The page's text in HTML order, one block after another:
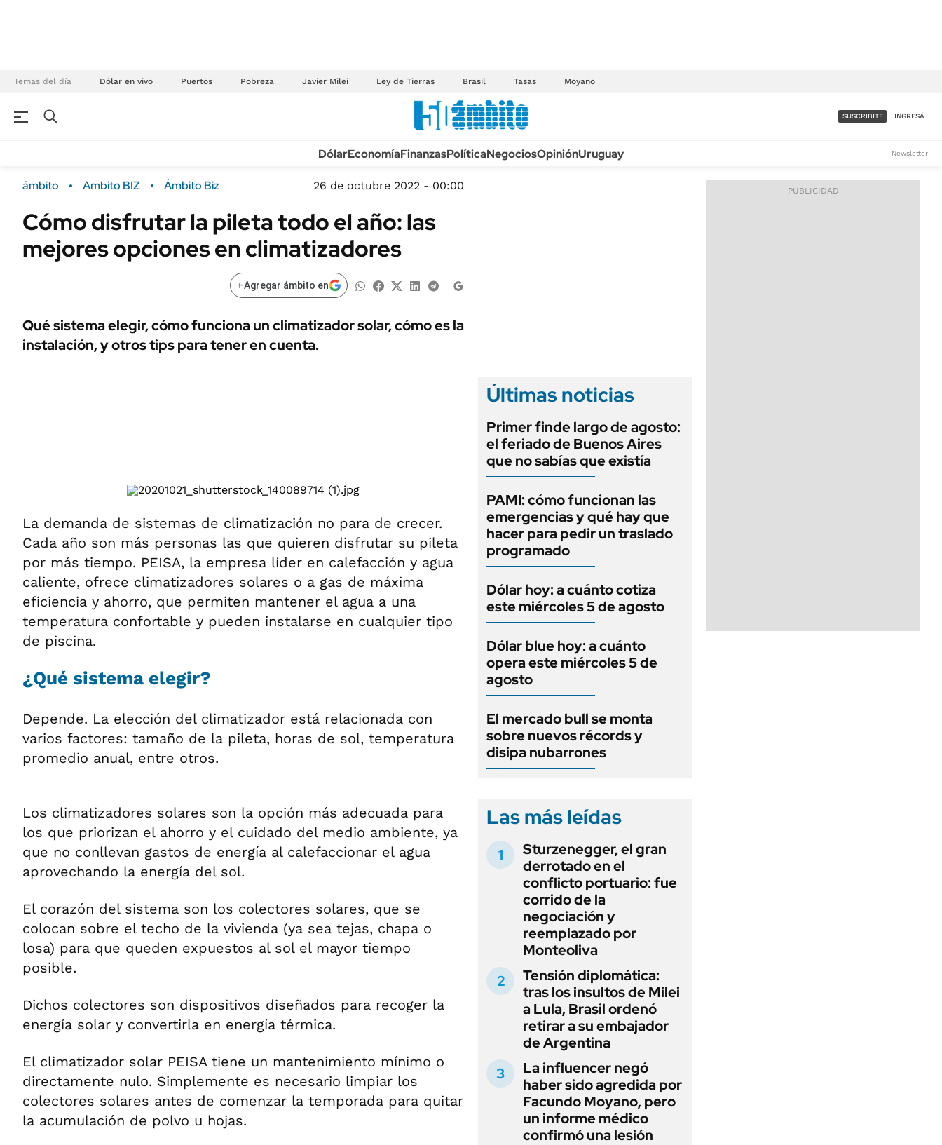
Temas del día Dólar en vivo Puertos Pobreza Javier Milei Ley de Tierras Brasil Tasas Moyano
Campo
FINANZAS
ÁMBITO DEBATE
MEDIAKIT AMBITO DEBATE
Sustentabilidad
POLÍTICA
TECNOLOGÍA
MÉXICO
MUNDO
INFORMACIÓN GENERAL
LIFESTYLE
ACCESO FULL - $1.800/MES
SUSCRIBITE INGRESÁ
DólarEconomíaFinanzasPolíticaNegociosOpiniónUruguay Newsletter
ámbito Ambito BIZ Ámbito Biz 26 de octubre 2022 - 00:00
Cómo disfrutar la pileta todo el año: las
mejores opciones en climatizadores
+Agregar ámbito en
Qué sistema elegir, cómo funciona un climatizador solar, cómo es la
instalación, y otros tips para tener en cuenta.
La demanda de sistemas de climatización no para de crecer.
Cada año son más personas las que quieren disfrutar su pileta
por más tiempo. PEISA, la empresa líder en calefacción y agua
caliente, ofrece climatizadores solares o a gas de máxima
eficiencia y ahorro, que permiten mantener el agua a una
temperatura confortable y pueden instalarse en cualquier tipo
de piscina.
¿Qué sistema elegir?
Depende. La elección del climatizador está relacionada con
varios factores: tamaño de la pileta, horas de sol, temperatura
promedio anual, entre otros.
Los climatizadores solares son la opción más adecuada para
los que priorizan el ahorro y el cuidado del medio ambiente, ya
que no conllevan gastos de energía al calefaccionar el agua
aprovechando la energía del sol.
El corazón del sistema son los colectores solares, que se
colocan sobre el techo de la vivienda (ya sea tejas, chapa o
losa) para que queden expuestos al sol el mayor tiempo
posible.
Dichos colectores son dispositivos diseñados para recoger la
energía solar y convertirla en energía térmica.
El climatizador solar PEISA tiene un mantenimiento mínimo o
directamente nulo. Simplemente es necesario limpiar los
colectores solares antes de comenzar la temporada para quitar
la acumulación de polvo u hojas.
Últimas noticias
Primer finde largo de agosto:
el feriado de Buenos Aires
que no sabías que existía
PAMI: cómo funcionan las
emergencias y qué hay que
hacer para pedir un traslado
programado
Dólar hoy: a cuánto cotiza
este miércoles 5 de agosto
Dólar blue hoy: a cuánto
opera este miércoles 5 de
agosto
El mercado bull se monta
sobre nuevos récords y
disipa nubarrones
Las más leídas
Sturzenegger, el gran
derrotado en el
conflicto portuario: fue
corrido de la
negociación y
reemplazado por
Monteoliva
Tensión diplomática:
tras los insultos de Milei
a Lula, Brasil ordenó
retirar a su embajador
de Argentina
La influencer negó
haber sido agredida por
Facundo Moyano, pero
un informe médico
confirmó una lesión